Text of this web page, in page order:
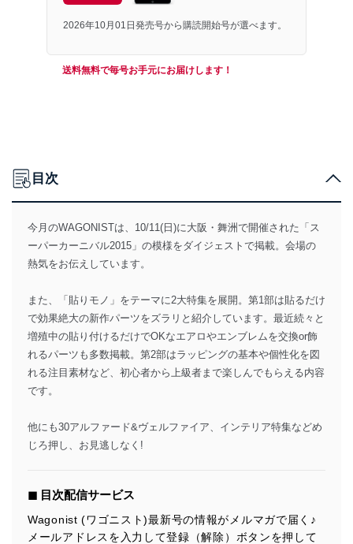
2026年10月01日発売号から購読開始号が選べます。
送料無料で毎号お手元にお届けします！
目次
今月のWAGONISTは、10/11(日)に大阪・舞洲で開催された「ス
ーパーカーニバル2015」の模様をダイジェストで掲載。会場の
熱気をお伝えしています。
また、「貼りモノ」をテーマに2大特集を展開。第1部は貼るだけ
で効果絶大の新作パーツをズラリと紹介しています。最近続々と
増殖中の貼り付けるだけでOKなエアロやエンブレムを交換or飾
れるパーツも多数掲載。第2部はラッピングの基本や個性化を図
れる注目素材など、初心者から上級者まで楽しんでもらえる内容
です。
他にも30アルファード&ヴェルファイア、インテリア特集などめ
じろ押し、お見逃しなく!
◼︎ 目次配信サービス
Wagonist (ワゴニスト)最新号の情報がメルマガで届く♪
メールアドレスを入力して登録（解除）ボタンを押して